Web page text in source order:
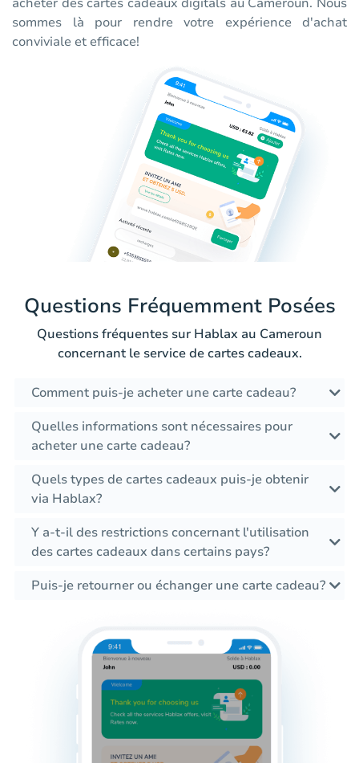
sommes là pour rendre votre expérience d'achat
conviviale et efficace!
Questions Fréquemment Posées
Questions fréquentes sur Hablax au Cameroun
concernant le service de cartes cadeaux.
Comment puis-je acheter une carte cadeau?
Quelles informations sont nécessaires pour
acheter une carte cadeau?
Quels types de cartes cadeaux puis-je obtenir
via Hablax?
Y a-t-il des restrictions concernant l'utilisation
des cartes cadeaux dans certains pays?
Puis-je retourner ou échanger une carte cadeau?